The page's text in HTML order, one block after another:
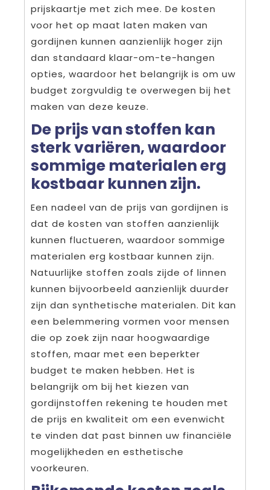
prijskaartje met zich mee. De kosten
voor het op maat laten maken van
gordijnen kunnen aanzienlijk hoger zijn
dan standaard klaar-om-te-hangen
opties, waardoor het belangrijk is om uw
budget zorgvuldig te overwegen bij het
maken van deze keuze.
De prijs van stoffen kan
sterk variëren, waardoor
sommige materialen erg
kostbaar kunnen zijn.
Een nadeel van de prijs van gordijnen is
dat de kosten van stoffen aanzienlijk
kunnen fluctueren, waardoor sommige
materialen erg kostbaar kunnen zijn.
Natuurlijke stoffen zoals zijde of linnen
kunnen bijvoorbeeld aanzienlijk duurder
zijn dan synthetische materialen. Dit kan
een belemmering vormen voor mensen
die op zoek zijn naar hoogwaardige
stoffen, maar met een beperkter
budget te maken hebben. Het is
belangrijk om bij het kiezen van
gordijnstoffen rekening te houden met
de prijs en kwaliteit om een evenwicht
te vinden dat past binnen uw financiële
mogelijkheden en esthetische
voorkeuren.